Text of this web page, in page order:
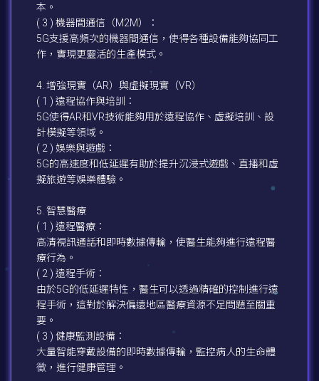
本。
( 3 ) 機器間通信（M2M）：
5G支援高頻次的機器間通信，使得各種設備能夠協同工
作，實現更靈活的生產模式。
4. 增強現實（AR）與虛擬現實（VR）
( 1 ) 遠程協作與培訓：
5G使得AR和VR技術能夠用於遠程協作、虛擬培訓、設
計模擬等領域。
( 2 ) 娛樂與遊戲：
5G的高速度和低延遲有助於提升沉浸式遊戲、直播和虛
擬旅遊等娛樂體驗。
5. 智慧醫療
( 1 ) 遠程醫療：
高清視訊通話和即時數據傳輸，使醫生能夠進行遠程醫
療行為。
( 2 ) 遠程手術：
由於5G的低延遲特性，醫生可以透過精確的控制進行遠
程手術，這對於解決偏遠地區醫療資源不足問題至關重
要。
( 3 ) 健康監測設備：
大量智能穿戴設備的即時數據傳輸，監控病人的生命體
徵，進行健康管理。